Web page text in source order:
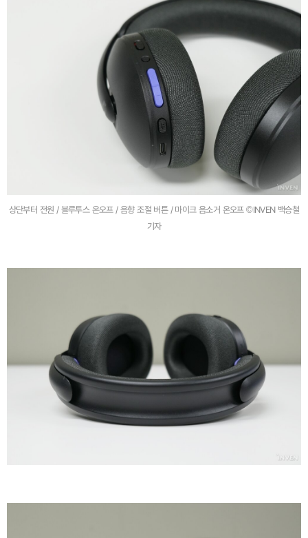
상단부터 전원 / 블루투스 온오프 / 음향 조절 버튼 / 마이크 음소거 온오프 ©INVEN 백승철
기자